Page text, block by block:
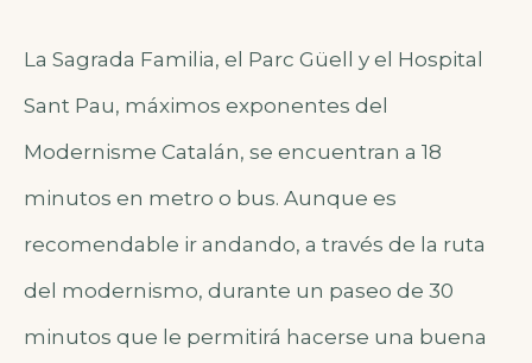
La Sagrada Familia, el Parc Güell y el Hospital
Sant Pau, máximos exponentes del
Modernisme Catalán, se encuentran a 18
minutos en metro o bus. Aunque es
recomendable ir andando, a través de la ruta
del modernismo, durante un paseo de 30
minutos que le permitirá hacerse una buena